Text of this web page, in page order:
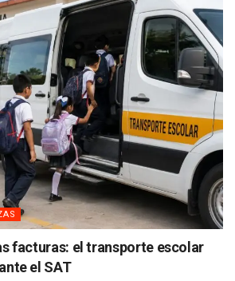
facturas: el transporte escolar
el SAT